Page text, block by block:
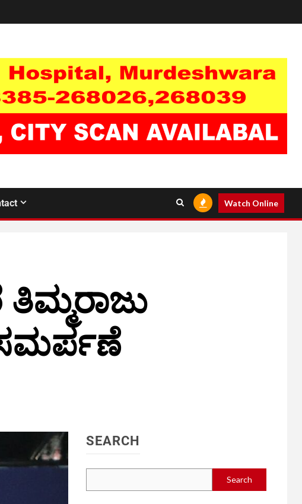
Watch Online
SEARCH
Search